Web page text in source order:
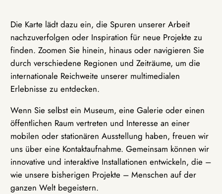
Die Karte lädt dazu ein, die Spuren unserer Arbeit
nachzuverfolgen oder Inspiration für neue Projekte zu
finden. Zoomen Sie hinein, hinaus oder navigieren Sie
durch verschiedene Regionen und Zeiträume, um die
internationale Reichweite unserer multimedialen
Erlebnisse zu entdecken.
Wenn Sie selbst ein Museum, eine Galerie oder einen
öffentlichen Raum vertreten und Interesse an einer
mobilen oder stationären Ausstellung haben, freuen wir
uns über eine Kontaktaufnahme. Gemeinsam können wir
innovative und interaktive Installationen entwickeln, die –
wie unsere bisherigen Projekte – Menschen auf der
ganzen Welt begeistern.